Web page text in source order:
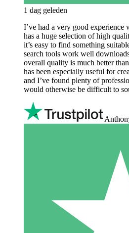
1 dag geleden
I’ve had a very good experience
has a huge selection of high
it’s easy to find something
search tools work well
overall quality is much better
has been especially useful for
and I’ve found plenty of
would otherwise be difficult to